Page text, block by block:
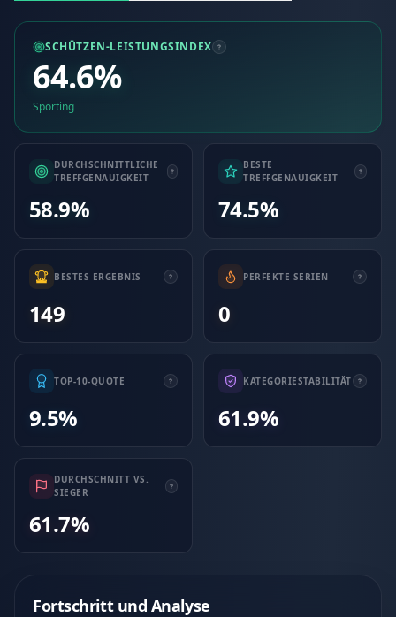
SCHÜTZEN-LEISTUNGSINDEX
64.6%
Sporting
DURCHSCHNITTLICHE
TREFFGENAUIGKEIT
58.9%
BESTE
TREFFGENAUIGKEIT
74.5%
BESTES ERGEBNIS
149
PERFEKTE SERIEN
0
TOP-10-QUOTE
9.5%
KATEGORIESTABILITÄT
61.9%
DURCHSCHNITT VS.
SIEGER
61.7%
Fortschritt und Analyse